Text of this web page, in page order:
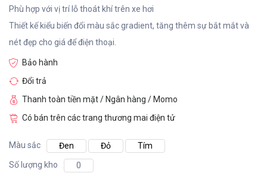
Phù hợp với vị trí lỗ thoát khí trên xe hơi
Thiết kế kiểu biến đổi màu sắc gradient, tăng thêm sự bắt mắt và
nét đẹp cho giá để điện thoại.
Bảo hành
Đổi trả
Thanh toàn tiền mặt / Ngân hàng / Momo
Có bán trên các trang thương mai điện tử
Màu sắc Đen Đỏ
Tím
Số lượng kho
0